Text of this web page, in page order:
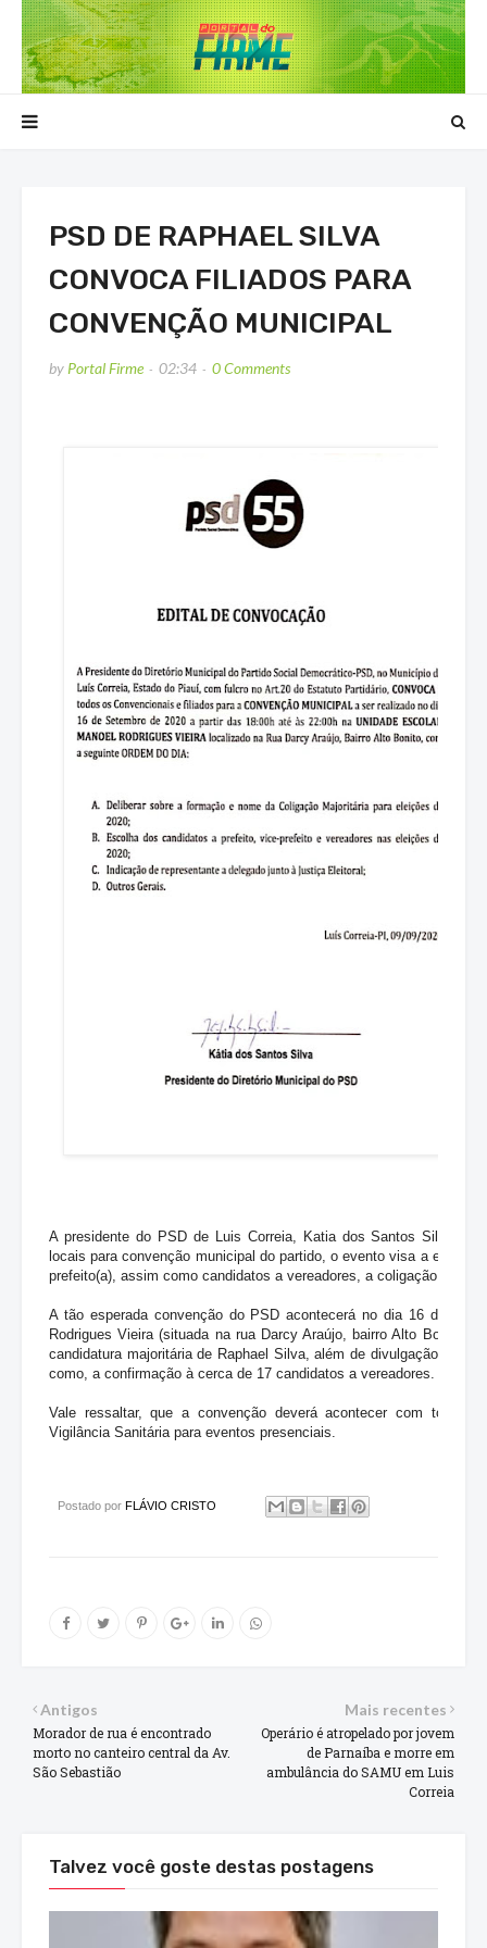
PSD DE RAPHAEL SILVA
CONVOCA FILIADOS PARA
CONVENÇÃO MUNICIPAL
byPortal Firme 02:34 0 Comments
A presidente do PSD de Luis Correia, Katia dos Santos Silva,
locais para convenção municipal do partido, o evento visa a
prefeito(a), assim como candidatos a vereadores, a coligação
A tão esperada convenção do PSD acontecerá no dia 16 de
Rodrigues Vieira (situada na rua Darcy Araújo, bairro Alto Bonito)
candidatura majoritária de Raphael Silva, além de divulgação do
como, a confirmação à cerca de 17 candidatos a vereadores.
Vale ressaltar, que a convenção deverá acontecer com todas
Vigilância Sanitária para eventos presenciais.
Postado por FLÁVIO CRISTO
Mais recentes
Operário é atropelado por jovem
de Parnaíba e morre em
ambulância do SAMU em Luis
Correia
Antigos
Morador de rua é encontrado
morto no canteiro central da Av.
São Sebastião
Talvez você goste destas postagens